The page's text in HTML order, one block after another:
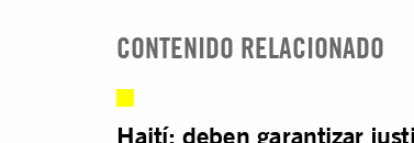
CONTENIDO RELACIONADO
Haití: deben garantizar